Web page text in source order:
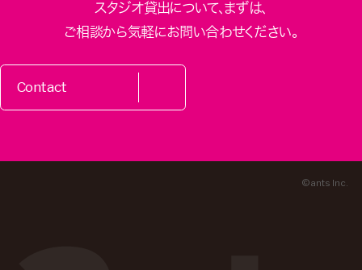
スタジオ貸出について、 まずは、
ご相談から気軽にお問い合わせください。
Contact
© ants Inc.